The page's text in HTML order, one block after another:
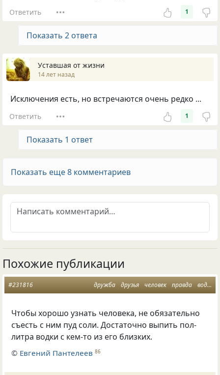
Ответить 1
Показать 2 ответа
Уставшая от жизни
14 лет назад
Исключения есть, но встречаются очень редко ...
Ответить 1
Показать 1 ответ
Показать еще 8 комментариев
Похожие публикации
дружба друзья человек правда водка
#231816
Чтобы хорошо узнать человека, не обязательно
съесть с ним пуд соли. Достаточно выпить пол-
литра водки с кем-то из его близких.
© Евгений Пантелеев 86